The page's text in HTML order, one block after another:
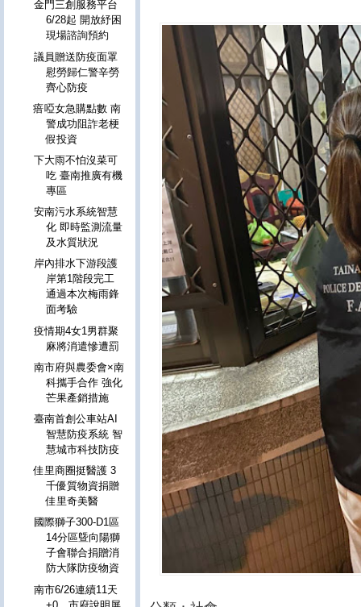
金門三創服務平台
6/28起 開放紓困
現場諮詢預約
議員贈送防疫面罩
慰勞歸仁警辛勞
齊心防疫
瘖啞女急購點數 南
警成功阻詐老梗
假投資
下大雨不怕沒菜可
吃 臺南推廣有機
專區
安南污水系統智慧
化 即時監測流量
及水質狀況
岸內排水下游段護
岸第1階段完工
通過本次梅雨鋒
面考驗
疫情期4女1男群聚
麻將消遣慘遭罰
南市府與農委會×南
科攜手合作 強化
芒果產銷措施
臺南首創公車站AI
智慧防疫系統 智
慧城市科技防疫
佳里商圈挺醫護 3
千優質物資捐贈
佳里奇美醫
國際獅子300-D1區
14分區曁向陽獅
子會聯合捐贈消
防大隊防疫物資
南市6/26連續11天